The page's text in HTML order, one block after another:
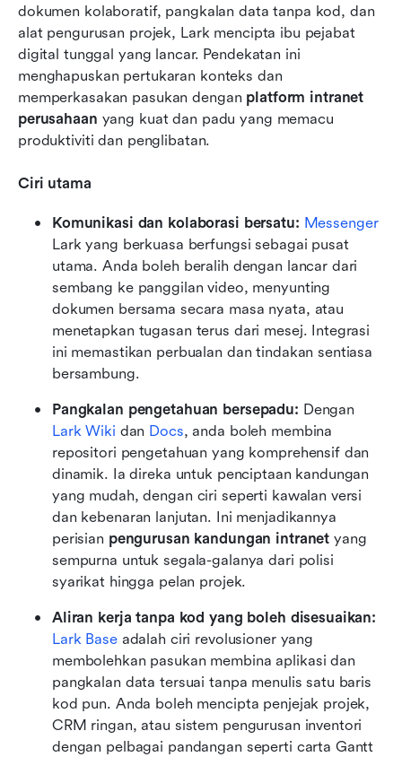
dokumen kolaboratif, pangkalan data tanpa kod, dan
alat pengurusan projek, Lark mencipta ibu pejabat
digital tunggal yang lancar. Pendekatan ini
menghapuskan pertukaran konteks dan
memperkasakan pasukan dengan platform intranet
perusahaan yang kuat dan padu yang memacu
produktiviti dan penglibatan.
Ciri utama
Komunikasi dan kolaborasi bersatu: Messenger
Lark yang berkuasa berfungsi sebagai pusat
utama. Anda boleh beralih dengan lancar dari
sembang ke panggilan video, menyunting
dokumen bersama secara masa nyata, atau
menetapkan tugasan terus dari mesej. Integrasi
ini memastikan perbualan dan tindakan sentiasa
bersambung.
Pangkalan pengetahuan bersepadu:
Lark Wiki dan Docs, anda boleh membina
repositori pengetahuan yang komprehensif dan
dinamik. Ia direka untuk penciptaan kandungan
yang mudah, dengan ciri seperti kawalan versi
dan kebenaran lanjutan. Ini menjadikannya
perisian pengurusan kandungan intranet yang
sempurna untuk segala-galanya dari polisi
syarikat hingga pelan projek.
Aliran kerja tanpa kod yang boleh disesuaikan:
Lark Base adalah ciri revolusioner yang
membolehkan pasukan membina aplikasi dan
pangkalan data tersuai tanpa menulis satu baris
kod pun. Anda boleh mencipta penjejak projek,
CRM ringan, atau sistem pengurusan inventori
dengan pelbagai pandangan seperti carta Gantt